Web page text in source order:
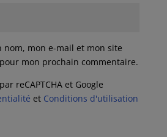
nom, mon e-mail et mon site
mon prochain commentaire.
reCAPTCHA et Google
et Conditions d'utilisation